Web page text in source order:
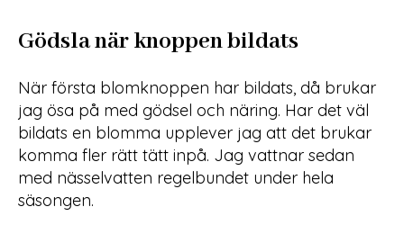
Gödsla när knoppen bildats
När första blomknoppen har bildats, då brukar
jag ösa på med gödsel och näring. Har det väl
bildats en blomma upplever jag att det brukar
komma fler rätt tätt inpå. Jag vattnar sedan
med nässelvatten regelbundet under hela
säsongen.